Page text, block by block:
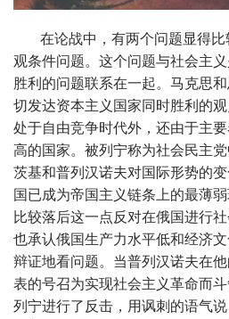
在论战中，有两个问题显得
观条件问题。这个问题与社会主
胜利的问题联系在一起。马克思
切发达资本主义国家同时胜利的
处于自由竞争时代外，还由于主
高的国家。被列宁称为社会民主
茨基和普列汉诺夫对国际形势的
国已成为帝国主义链条上的最薄
比较落后这一点反对在俄国进行
也承认俄国生产力水平低和经济
辩证地看问题。当普列汉诺夫在
表的号召为实现社会主义革命而斗
列宁进行了反击，用讽刺的语气